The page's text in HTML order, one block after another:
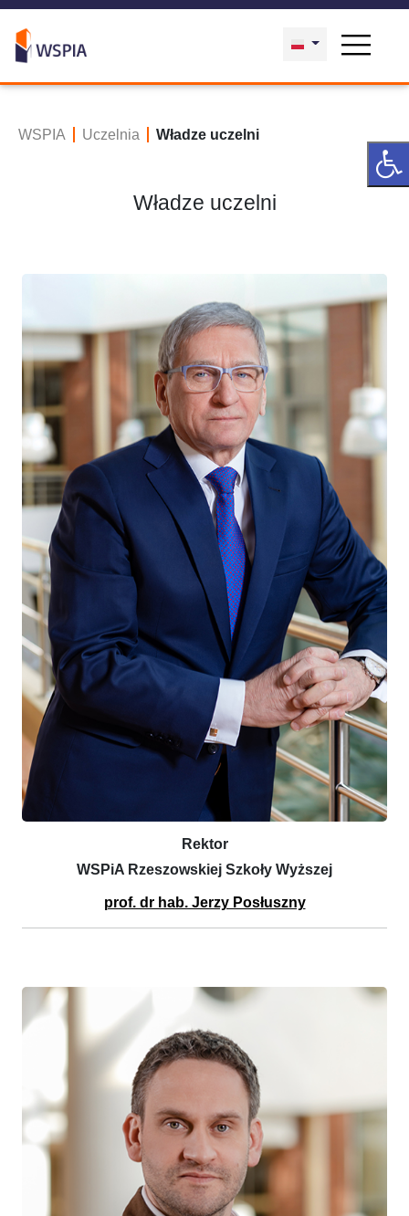
WSPIA Uczelnia Władze uczelni
Władze uczelni
Rektor
WSPiA Rzeszowskiej Szkoły Wyższej
prof. dr hab. Jerzy Posłuszny